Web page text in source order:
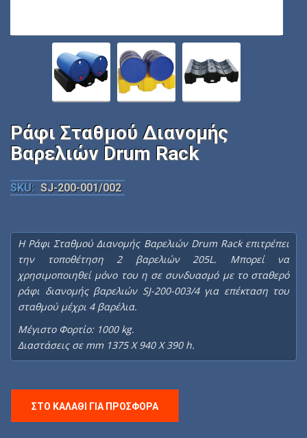
Ράφι Σταθμού Διανομής
Βαρελιών Drum Rack
SKU: SJ-200-001/002
Η Ράφι Σταθμού Διανομής Βαρελιών Drum Rack επιτρέπει
την τοποθέτηση 2 βαρελιών 205L. Μπορεί να
χρησιμοποιηθεί μόνο του η σε συνδυασμό με το σταθερό
ράφι διανομής βαρελιών SJ-200-003/4 για επέκταση του
σταθμού μέχρι 4 βαρέλια.
Μέγιστο Φορτίο: 1000 kg.
Διαστάσεις σε mm 1375 X 940 X 390 h.
ΣΤΟ ΚΑΛΆΘΙ ΓΙΑ ΠΡΟΣΦΟΡΆ